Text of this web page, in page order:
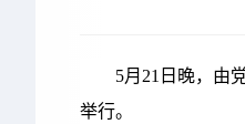
5月21日晚，由
举行。